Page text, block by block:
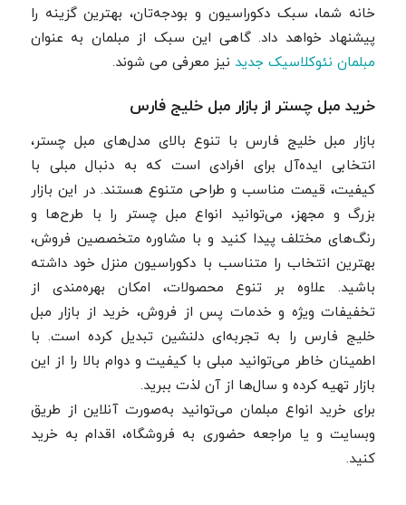
خانه شما، سبک دکوراسیون و بودجه‌تان، بهترین گزینه را
پیشنهاد خواهد داد. گاهی این سبک از مبلمان به عنوان
مبلمان نئوکلاسیک جدید نیز معرفی می شوند.
خرید مبل چستر از بازار مبل خلیج فارس
بازار مبل خلیج فارس با تنوع بالای مدل‌های مبل چستر،
انتخابی ایده‌آل برای افرادی است که به دنبال مبلی با
کیفیت، قیمت مناسب و طراحی متنوع هستند. در این بازار
بزرگ و مجهز، می‌توانید انواع مبل چستر را با طرح‌ها و
رنگ‌های مختلف پیدا کنید و با مشاوره متخصصین فروش،
بهترین انتخاب را متناسب با دکوراسیون منزل خود داشته
باشید. علاوه بر تنوع محصولات، امکان بهره‌مندی از
تخفیفات ویژه و خدمات پس از فروش، خرید از بازار مبل
خلیج فارس را به تجربه‌ای دلنشین تبدیل کرده است. با
اطمینان خاطر می‌توانید مبلی با کیفیت و دوام بالا را از این
بازار تهیه کرده و سال‌ها از آن لذت ببرید.
برای خرید انواع مبلمان می‌توانید به‌صورت آنلاین از طریق
وبسایت و یا مراجعه حضوری به فروشگاه، اقدام به خرید
کنید.